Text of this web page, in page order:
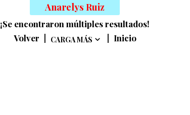
Anarelys Ruiz
¡Se encontraron múltiples resultados!
Volver
CARGA MÁS Inicio